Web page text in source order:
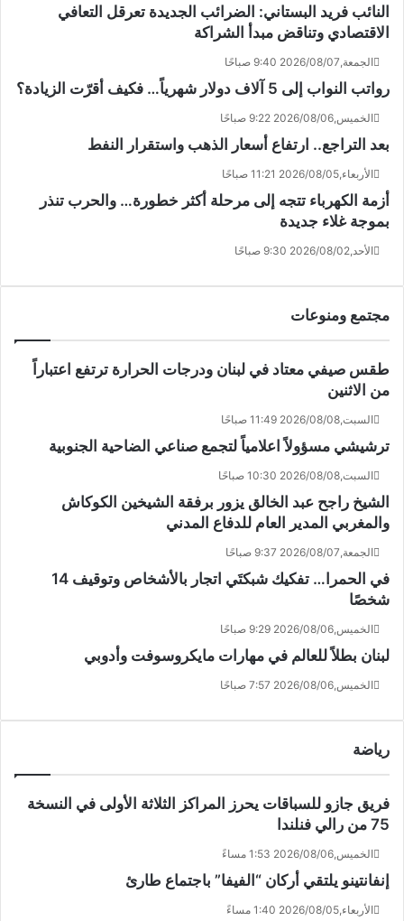
النائب فريد البستاني: الضرائب الجديدة تعرقل التعافي
الاقتصادي وتناقض مبدأ الشراكة
الجمعة,2026/08/07 9:40 صباحًا
رواتب النواب إلى 5 آلاف دولار شهرياً… فكيف أقرّت الزيادة؟
الخميس,2026/08/06 9:22 صباحًا
بعد التراجع.. ارتفاع أسعار الذهب واستقرار النفط
الأربعاء,2026/08/05 11:21 صباحًا
أزمة الكهرباء تتجه إلى مرحلة أكثر خطورة… والحرب تنذر
بموجة غلاء جديدة
الأحد,2026/08/02 9:30 صباحًا
مجتمع ومنوعات
طقس صيفي معتاد في لبنان ودرجات الحرارة ترتفع اعتباراً
من الاثنين
السبت,2026/08/08 11:49 صباحًا
ترشيشي مسؤولاً اعلامياً لتجمع صناعي الضاحية الجنوبية
السبت,2026/08/08 10:30 صباحًا
الشيخ راجح عبد الخالق يزور برفقة الشيخين الكوكاش
والمغربي المدير العام للدفاع المدني
الجمعة,2026/08/07 9:37 صباحًا
في الحمرا… تفكيك شبكتَي اتجار بالأشخاص وتوقيف 14
شخصًا
الخميس,2026/08/06 9:29 صباحًا
لبنان بطلاً للعالم في مهارات مايكروسوفت وأدوبي
الخميس,2026/08/06 7:57 صباحًا
رياضة
فريق جازو للسباقات يحرز المراكز الثلاثة الأولى في النسخة
75 من رالي فنلندا
الخميس,2026/08/06 1:53 مساءً
إنفانتينو يلتقي أركان “الفيفا” باجتماع طارئ
الأربعاء,2026/08/05 1:40 مساءً